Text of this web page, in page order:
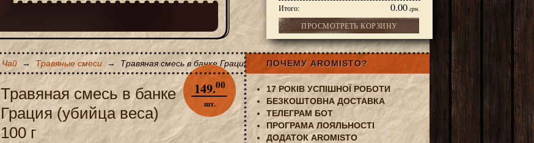
Итого: 0.00 грн.
ПРОСМОТРЕТЬ КОРЗИНУ
Чай → Травяные смеси → Травяная смесь в банке Грация (убийца веса) 100 г
Травяная смесь в банке
Грация (убийца веса)
100 г
149.00
шт.
ПОЧЕМУ AROMISTO?
17 РОКІВ УСПІШНОЇ РОБОТИ
БЕЗКОШТОВНА ДОСТАВКА
ТЕЛЕГРАМ БОТ
ПРОГРАМА ЛОЯЛЬНОСТІ
ДОДАТОК AROMISTO